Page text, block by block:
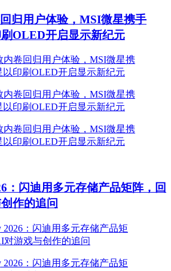
归用户体验，MSI微星携手
OLED开启显示新纪元
：闪迪用多元存储产品矩阵，回
作的追问